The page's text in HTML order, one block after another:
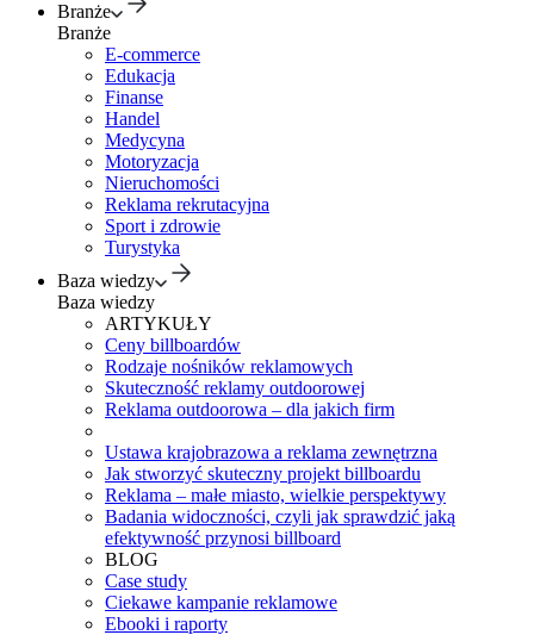
Branże
Branże
E-commerce
Edukacja
Finanse
Handel
Medycyna
Motoryzacja
Nieruchomości
Reklama rekrutacyjna
Sport i zdrowie
Turystyka
Baza wiedzy
Baza wiedzy
ARTYKUŁY
Ceny billboardów
Rodzaje nośników reklamowych
Skuteczność reklamy outdoorowej
Reklama outdoorowa – dla jakich firm
Ustawa krajobrazowa a reklama zewnętrzna
Jak stworzyć skuteczny projekt billboardu
Reklama – małe miasto, wielkie perspektywy
Badania widoczności, czyli jak sprawdzić jaką
efektywność przynosi billboard
BLOG
Case study
Ciekawe kampanie reklamowe
Ebooki i raporty